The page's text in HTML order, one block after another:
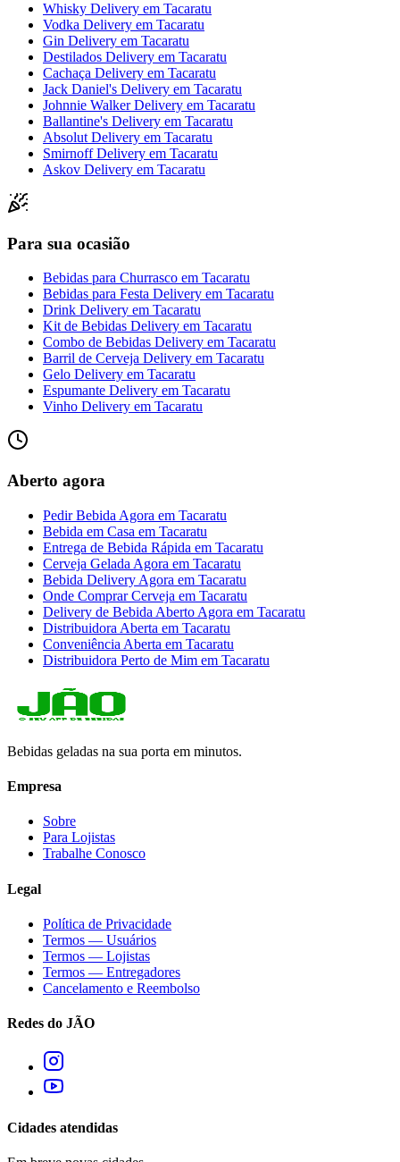
Whisky Delivery em Tacaratu
Vodka Delivery em Tacaratu
Gin Delivery em Tacaratu
Destilados Delivery em Tacaratu
Cachaça Delivery em Tacaratu
Jack Daniel's Delivery em Tacaratu
Johnnie Walker Delivery em Tacaratu
Ballantine's Delivery em Tacaratu
Absolut Delivery em Tacaratu
Smirnoff Delivery em Tacaratu
Askov Delivery em Tacaratu
Para sua ocasião
Bebidas para Churrasco em Tacaratu
Bebidas para Festa Delivery em Tacaratu
Drink Delivery em Tacaratu
Kit de Bebidas Delivery em Tacaratu
Combo de Bebidas Delivery em Tacaratu
Barril de Cerveja Delivery em Tacaratu
Gelo Delivery em Tacaratu
Espumante Delivery em Tacaratu
Vinho Delivery em Tacaratu
Aberto agora
Pedir Bebida Agora em Tacaratu
Bebida em Casa em Tacaratu
Entrega de Bebida Rápida em Tacaratu
Cerveja Gelada Agora em Tacaratu
Bebida Delivery Agora em Tacaratu
Onde Comprar Cerveja em Tacaratu
Delivery de Bebida Aberto Agora em Tacaratu
Distribuidora Aberta em Tacaratu
Conveniência Aberta em Tacaratu
Distribuidora Perto de Mim em Tacaratu
Bebidas geladas na sua porta em minutos.
Empresa
Sobre
Para Lojistas
Trabalhe Conosco
Legal
Política de Privacidade
Termos — Usuários
Termos — Lojistas
Termos — Entregadores
Cancelamento e Reembolso
Redes do JÃO
Cidades atendidas